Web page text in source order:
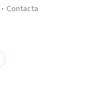
Contacta